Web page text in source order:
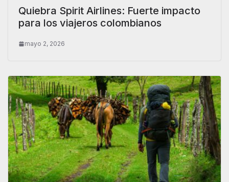
Quiebra Spirit Airlines: Fuerte impacto
para los viajeros colombianos
mayo 2, 2026